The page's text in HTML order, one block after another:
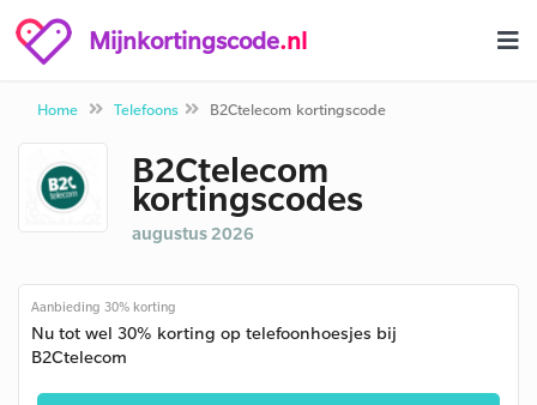
Mijnkortingscode.nl
Home Telefoons B2Ctelecom kortingscode
B2Ctelecom
kortingscodes
augustus 2026
Aanbieding 30% korting
Nu tot wel 30% korting op telefoonhoesjes bij
B2Ctelecom